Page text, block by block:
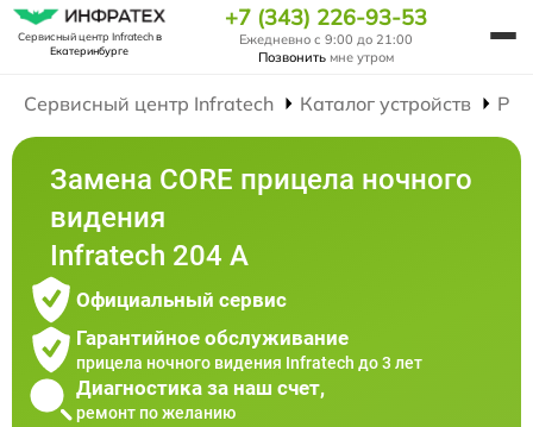
Сервисный центр Infratechв
Екатеринбурге
+7 (343) 226-93-53
Ежедневно с 9:00 до 21:00
Позвонить мне утром
Сервисный центр Infratech Каталог устройств
Замена CORE прицела ночного
видения
Infratech 204 А
Официальный сервис
Гарантийное обслуживание
прицела ночного видения Infratech до 3 лет
Диагностика за наш счет,
ремонт по желанию